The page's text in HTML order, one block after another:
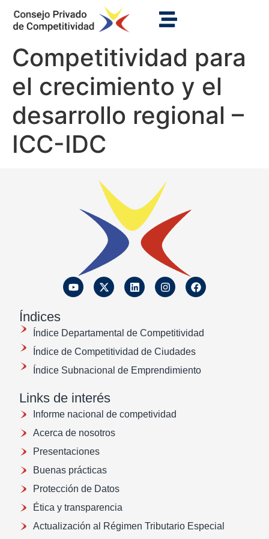
Competitividad para
el crecimiento y el
desarrollo regional –
ICC-IDC
Índices
Índice Departamental de Competitividad
Índice de Competitividad de Ciudades
Índice Subnacional de Emprendimiento
Links de interés
Informe nacional de competividad
Acerca de nosotros
Presentaciones
Buenas prácticas
Protección de Datos
Ética y transparencia
Actualización al Régimen Tributario Especial